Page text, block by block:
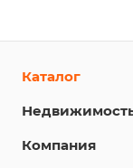
Каталог